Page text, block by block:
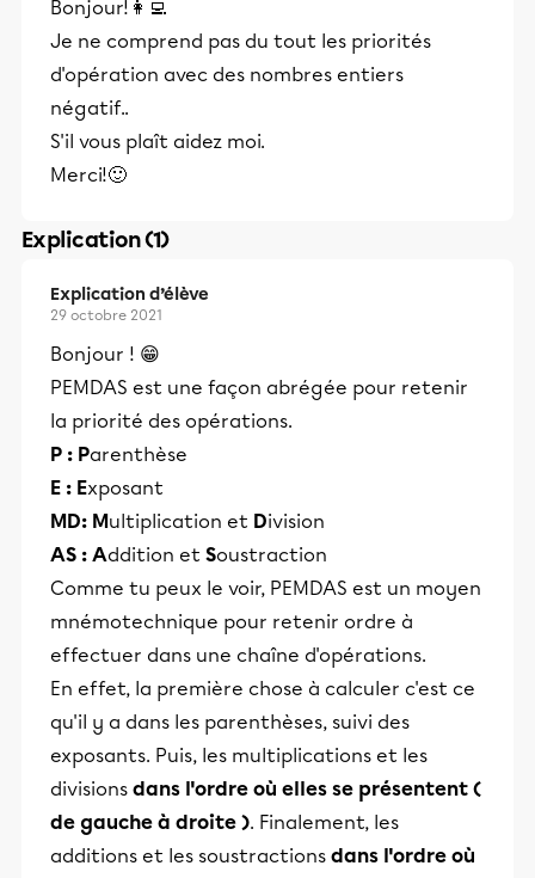
Bonjour!👩‍💻
Je ne comprend pas du tout les priorités
d'opération avec des nombres entiers
négatif..
S'il vous plaît aidez moi.
Merci!🙂
Explication (1)
Explication d’élève
29 octobre 2021
Bonjour ! 😁
PEMDAS est une façon abrégée pour retenir
la priorité des opérations.
P : Parenthèse
E : Exposant
MD: Multiplication et Division
AS : Addition et Soustraction
Comme tu peux le voir, PEMDAS est un moyen
mnémotechnique pour retenir ordre à
effectuer dans une chaîne d'opérations.
En effet, la première chose à calculer c'est ce
qu'il y a dans les parenthèses, suivi des
exposants. Puis, les multiplications et les
divisions dans l'ordre où elles se présentent (
de gauche à droite ). Finalement, les
additions et les soustractions dans l'ordre où